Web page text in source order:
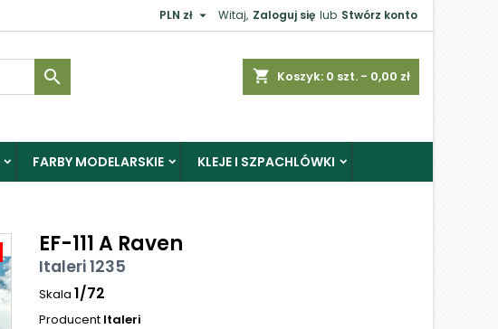
Witaj, Zaloguj się lub Stwórz konto
PLN zł 
shopping_cart Koszyk: 0 szt. - 0,00 zł

FARBY MODELARSKIE KLEJE I SZPACHLÓWKI
EF-111 A Raven
Italeri 1235
Skala 1/72
Producent Italeri